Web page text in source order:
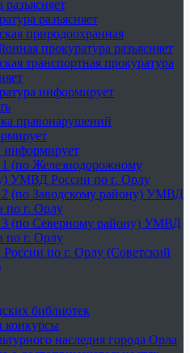
разъясняет
природоохранная
прокуратура разъясняет
транспортная прокуратура
информирует
правонарушений
(по Железнодорожному
УМВД России по г. Орлу
(по Заводскому району) УМВД
по г. Орлу
(по Северному району) УМВД
по г. Орлу
по г. Орлу (Советский
библиотек
конкурсы
наследия города Орла